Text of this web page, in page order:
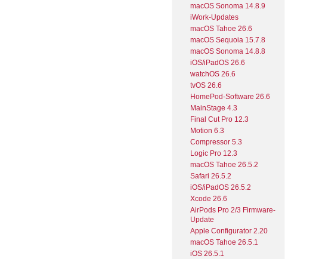
macOS Sonoma 14.8.9
iWork-Updates
macOS Tahoe 26.6
macOS Sequoia 15.7.8
macOS Sonoma 14.8.8
iOS/iPadOS 26.6
watchOS 26.6
tvOS 26.6
HomePod-Software 26.6
MainStage 4.3
Final Cut Pro 12.3
Motion 6.3
Compressor 5.3
Logic Pro 12.3
macOS Tahoe 26.5.2
Safari 26.5.2
iOS/iPadOS 26.5.2
Xcode 26.6
AirPods Pro 2/3 Firmware-
Update
Apple Configurator 2.20
macOS Tahoe 26.5.1
iOS 26.5.1